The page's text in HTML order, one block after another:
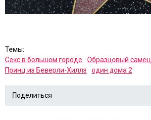
Темы:
Секс в большом городе
Образцовый самец
Принц из Беверли-Хиллз
один дома 2
Поделиться